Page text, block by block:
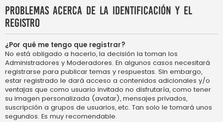
Problemas acerca de la identificación y el
registro
¿Por qué me tengo que registrar?
No está obligado a hacerlo, la decisión la toman los
Administradores y Moderadores. En algunos casos necesitará
registrarse para publicar temas y respuestas. Sin embargo,
estar registrado le dará acceso a contenidos adicionales y/o
ventajas que como usuario invitado no disfrutaría, como tener
su imagen personalizada (avatar), mensajes privados,
suscripción a grupos de usuarios, etc. Tan solo le tomará unos
segundos. Es muy recomendable.